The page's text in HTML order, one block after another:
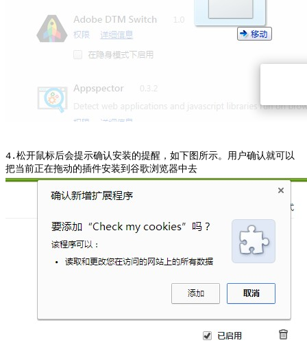
4.松开鼠标后会提示确认安装的提醒，如下图所示。用户确认就可以
把当前正在拖动的插件安装到谷歌浏览器中去